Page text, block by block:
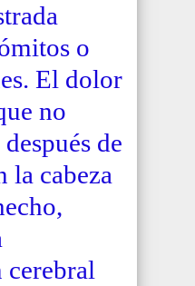
o
El dolor
no
de
la cabeza